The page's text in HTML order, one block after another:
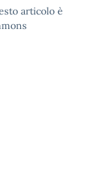
articolo è